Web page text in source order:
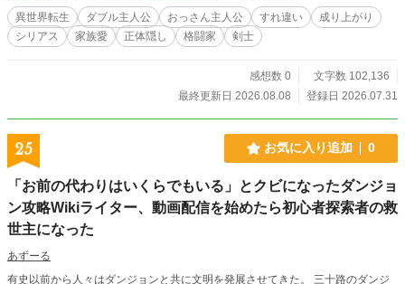
心感と不器用な愛情に、どうしても素直になれないひねくれ娘。 娘だけが、真
実を知っている。 親子の、絶対にバレてはいけないすれ違い冒険譚。 父と娘の
絶妙な距離感と、それを支える仲間たちにハラハラさせられる感動の群像劇。
字・脱字チェック、および、ブレインストーミングにおいてAI（claude/Gemin
に合わせて別タイトルで展開しています。
異世界転生 ダブル主人公 おっさん主人公 すれ違い
成り上がり
シリアス
家族愛 正体隠し 格闘家 剣士
感想数 0
文字数 102,136
最終更新日 2026.08.08
登録日 2026.07.31
25 お気に入り追加 0
「お前の代わりはいくらでもいる」とクビになったダンジョ
ン攻略Wikiライター、動画配信を始めたら初心者探索者の救
世主になった
あずーる
有史以前から人々はダンジョンと共に文明を発展させてきた。 三十路のダンジ